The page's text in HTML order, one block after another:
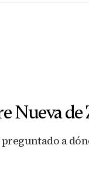
Nueva de
a